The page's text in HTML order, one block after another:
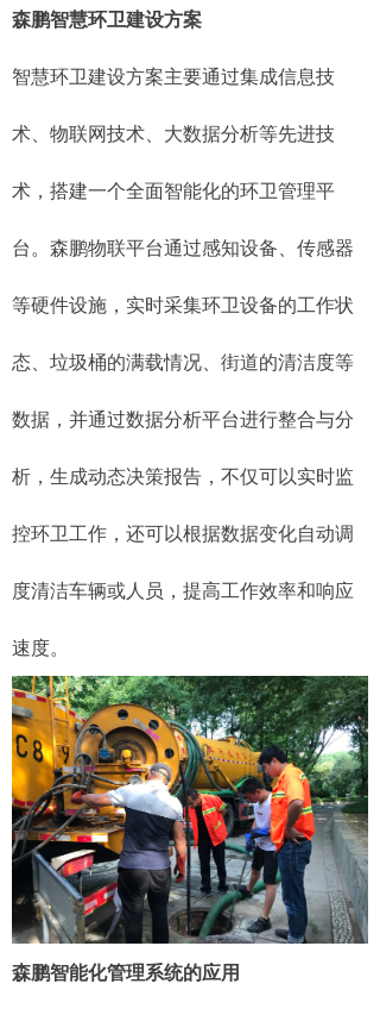
森鹏智慧环卫建设方案
智慧环卫建设方案主要通过集成信息技
术、物联网技术、大数据分析等先进技
术，搭建一个全面智能化的环卫管理平
台。森鹏物联平台通过感知设备、传感器
等硬件设施，实时采集环卫设备的工作状
态、垃圾桶的满载情况、街道的清洁度等
数据，并通过数据分析平台进行整合与分
析，生成动态决策报告，不仅可以实时监
控环卫工作，还可以根据数据变化自动调
度清洁车辆或人员，提高工作效率和响应
速度。
森鹏智能化管理系统的应用